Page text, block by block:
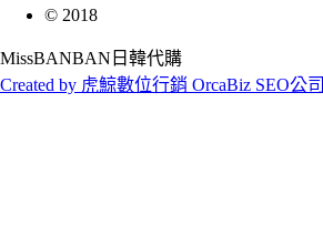
© 2018
MissBANBAN日韓代購
Created by 虎鯨數位行銷 OrcaBiz SEO公司